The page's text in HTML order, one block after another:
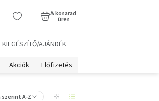
A kosarad
üres
KIEGÉSZÍTŐ/AJÁNDÉK
Akciók Előfizetés
szerint A-Z